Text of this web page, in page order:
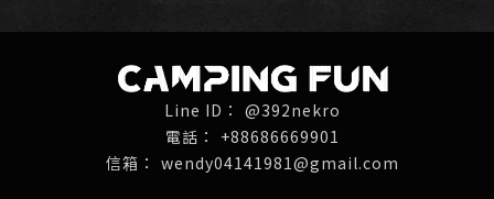
@392nekro
+88686669901
wendy04141981@gmail.com